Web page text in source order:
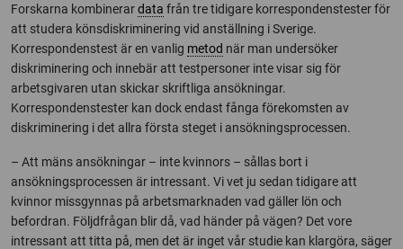
Forskarna kombinerardata från tre tidigare korrespondenstester för
att studera könsdiskriminering vid anställning i Sverige.
Korrespondenstest är en vanlig metod när man undersöker
diskriminering och innebär att testpersoner inte visar sig för
arbetsgivaren utan skickar skriftliga ansökningar.
Korrespondenstester kan dock endast fånga förekomsten av
diskriminering i det allra första steget i ansökningsprocessen.
– Att mäns ansökningar – inte kvinnors – sållas bort i
ansökningsprocessen är intressant. Vi vet ju sedan tidigare att
kvinnor missgynnas på arbetsmarknaden vad gäller lön och
befordran. Följdfrågan blir då, vad händer på vägen? Det vore
intressant att titta på, men det är inget vår studie kan klargöra, säger